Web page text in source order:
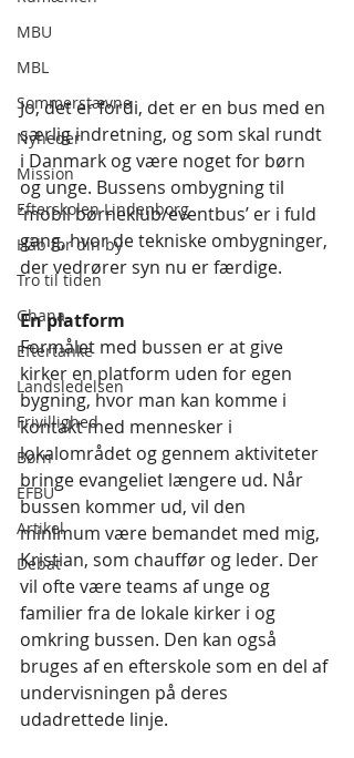
MBU
MBL
Sommerstævne
Nyheder
Mission
Efterskolen Lindenborg
Håb for din by
Tro til tiden
Ghana
Eftertanke
Landsledelsen
Frivillighed
Børn
EFBU
Artikel
Debat
Jo, det er fordi, det er en bus med en
særlig indretning, og som skal rundt
i Danmark og være noget for børn
og unge. Bussens ombygning til
’mobil børneklub/eventbus’ er i fuld
gang, hvor de tekniske ombygninger,
der vedrører syn nu er færdige.
En platform
Formålet med bussen er at give
kirker en platform uden for egen
bygning, hvor man kan komme i
kontakt med mennesker i
lokalområdet og gennem aktiviteter
bringe evangeliet længere ud. Når
bussen kommer ud, vil den
minimum være bemandet med mig,
Kristian, som chauffør og leder. Der
vil ofte være teams af unge og
familier fra de lokale kirker i og
omkring bussen. Den kan også
bruges af en efterskole som en del af
undervisningen på deres
udadrettede linje.